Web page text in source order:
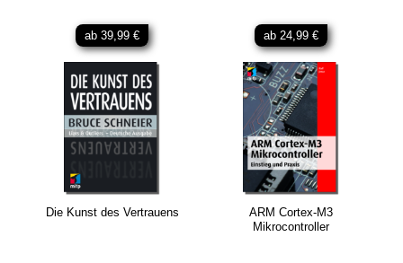
ab 39,99 € ab 24,99 €
Die Kunst des Vertrauens
ARM Cortex-M3
Mikrocontroller